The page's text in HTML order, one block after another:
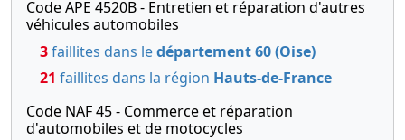
Code APE 4520B - Entretien et réparation d'autres
véhicules automobiles
3faillites dans ledépartement 60 (Oise)
21 faillites dans la région Hauts-de-France
Code NAF 45 - Commerce et réparation
d'automobiles et de motocycles